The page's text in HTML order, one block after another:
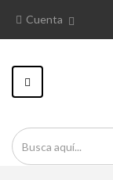
Cuenta
Navegación
Toggle